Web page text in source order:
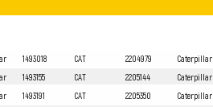
1493018 CAT 2204979
Caterpillar
1493155 CAT 2205144
Caterpillar
1493191 CAT 2205350
Caterpillar